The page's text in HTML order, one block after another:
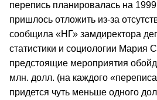
перепись планировалась на
пришлось отложить из-за
сообщила «НГ» замдиректора
статистики и социологии Мария
предстоящие мероприятия
млн. долл. (на каждого
придется чуть меньше одного